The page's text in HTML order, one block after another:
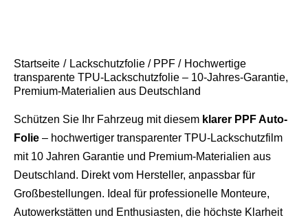
Startseite Lackschutzfolie / PPF
Hochwertige
transparente TPU-Lackschutzfolie – 10-Jahres-Garantie,
Premium-Materialien aus Deutschland
Schützen Sie Ihr Fahrzeug mit diesem klarer PPF Auto-
Folie – hochwertiger transparenter TPU-Lackschutzfilm
mit 10 Jahren Garantie und Premium-Materialien aus
Deutschland. Direkt vom Hersteller, anpassbar für
Großbestellungen. Ideal für professionelle Monteure,
Autowerkstätten und Enthusiasten, die höchste Klarheit